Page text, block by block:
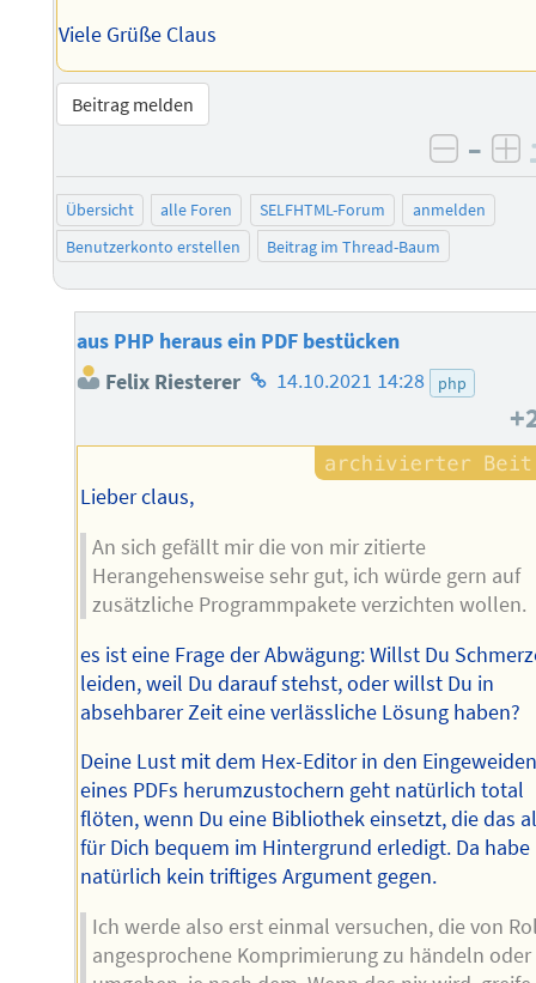
Viele Grüße Claus
Beitrag melden
–
Übersicht alle Foren SELFHTML-Forum
anmelden
Benutzerkonto erstellen
Beitrag im Thread-Baum
aus PHP heraus ein PDF bestücken
Felix Riesterer Homepage
Autors
14.10.2021 14:28 php
Lieber claus,
An sich gefällt mir die von mir zitierte
Herangehensweise sehr gut, ich würde gern auf
zusätzliche Programmpakete verzichten wollen.
es ist eine Frage der Abwägung: Willst Du
leiden, weil Du darauf stehst, oder willst Du in
absehbarer Zeit eine verlässliche Lösung haben?
Deine Lust mit dem Hex-Editor in den
eines PDFs herumzustochern geht natürlich total
flöten, wenn Du eine Bibliothek einsetzt, die das
für Dich bequem im Hintergrund erledigt. Da habe
natürlich kein triftiges Argument gegen.
Ich werde also erst einmal versuchen, die von
angesprochene Komprimierung zu händeln oder